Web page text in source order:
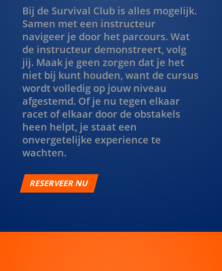
Bij de Survival Club is alles mogelijk.
Samen met een instructeur
navigeer je door het parcours. Wat
de instructeur demonstreert, volg
jij. Maak je geen zorgen dat je het
niet bij kunt houden, want de cursus
wordt volledig op jouw niveau
afgestemd. Of je nu tegen elkaar
racet of elkaar door de obstakels
heen helpt, je staat een
onvergetelijke experience te
wachten.
RESERVEER NU